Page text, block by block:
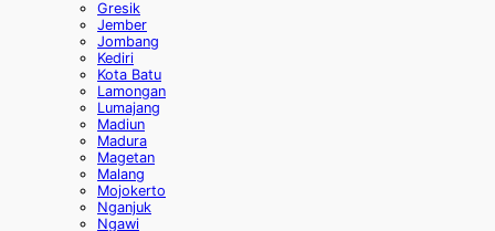
Gresik
Jember
Jombang
Kediri
Kota Batu
Lamongan
Lumajang
Madiun
Madura
Magetan
Malang
Mojokerto
Nganjuk
Ngawi